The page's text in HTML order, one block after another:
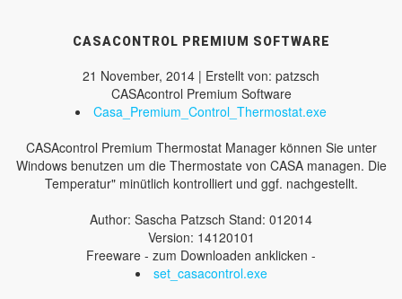
CASACONTROL PREMIUM SOFTWARE
21 November, 2014 | Erstellt von: patzsch
CASAcontrol Premium Software
Casa_Premium_Control_Thermostat.exe
CASAcontrol Premium Thermostat Manager können Sie unter
Windows benutzen um die Thermostate von CASA managen. Die
Temperatur" minütlich kontrolliert und ggf. nachgestellt.
Author: Sascha Patzsch Stand: 012014
Version: 14120101
Freeware - zum Downloaden anklicken -
set_casacontrol.exe